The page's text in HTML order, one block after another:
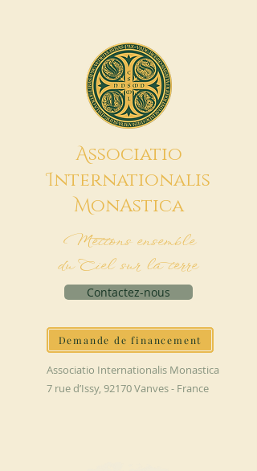
Associatio
Internationalis
MonAstica
Mettons ensemble
du Ciel sur la terre
Contactez-nous
Demande de financement
Associatio Internationalis Monastica
7 rue d’Issy, 92170 Vanves - France